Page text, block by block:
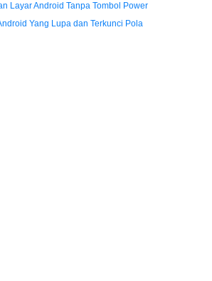
Layar Android Tanpa Tombol Power
Yang Lupa dan Terkunci Pola